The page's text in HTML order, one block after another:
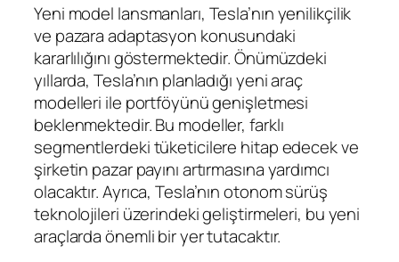
Yeni model lansmanları, Tesla’nın yenilikçilik
ve pazara adaptasyon konusundaki
kararlılığını göstermektedir. Önümüzdeki
yıllarda, Tesla’nın planladığı yeni araç
modelleri ile portföyünü genişletmesi
beklenmektedir. Bu modeller, farklı
segmentlerdeki tüketicilere hitap edecek ve
şirketin pazar payını artırmasına yardımcı
olacaktır. Ayrıca, Tesla’nın otonom sürüş
teknolojileri üzerindeki geliştirmeleri, bu yeni
araçlarda önemli bir yer tutacaktır.